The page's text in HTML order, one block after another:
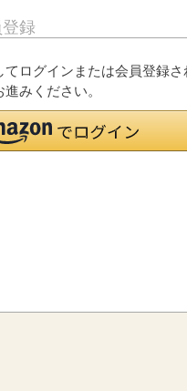
録
ログインまたは会員登録
みください。